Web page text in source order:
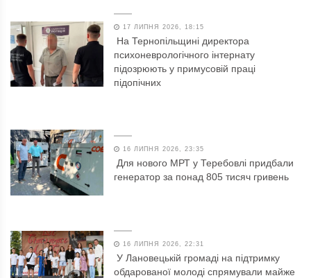
17 ЛИПНЯ 2026, 18:15
На Тернопільщині директора
психоневрологічного інтернату
підозрюють у примусовій праці
підопічних
16 ЛИПНЯ 2026, 23:35
Для нового МРТ у Теребовлі придбали
генератор за понад 805 тисяч гривень
16 ЛИПНЯ 2026, 22:31
У Лановецькій громаді на підтримку
обдарованої молоді спрямували майже